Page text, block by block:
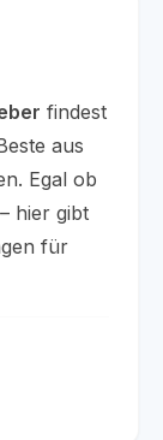
findest
aus
Egal ob
hier gibt
für